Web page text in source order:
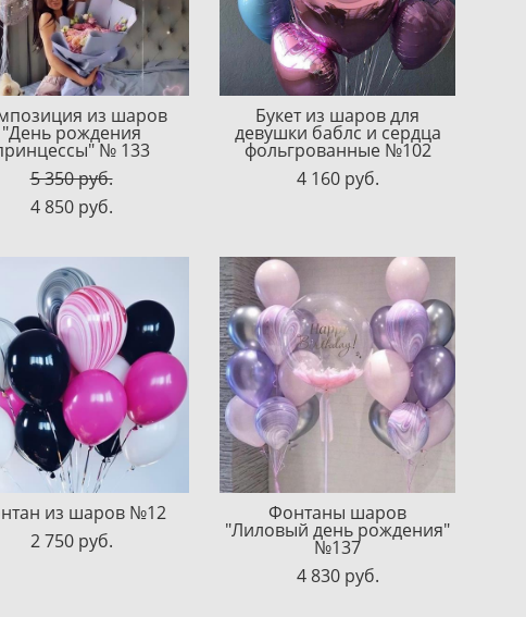
из шаров
"День рождения
№ 133
5 350 pуб.
4 850 pуб.
Букет из шаров для
девушки баблс и сердца
фольгрованные №102
4 160 pуб.
из шаров №12
2 750 pуб.
Фонтаны шаров
"Лиловый день рождения"
№137
4 830 pуб.